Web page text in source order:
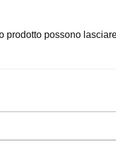
prodotto possono